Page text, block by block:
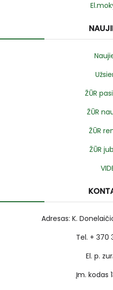
ŽŪR
ŽŪR
ŽŪR
ŽŪR
Adresas: K.
Tel. + 370
El. p.
Įm. kodas